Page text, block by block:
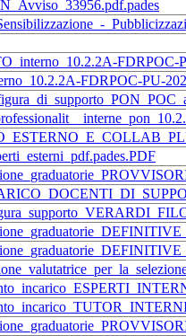
FDRPOC-
FDRPOC-PU-